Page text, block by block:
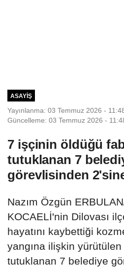
ASAYIŞ
Yayınlanma: 03 Temmuz 2026 -
Güncelleme: 03 Temmuz 2026 -
7 işçinin öldüğü
tutuklanan 7
görevlisinden
Nazım Özgün
KOCAELİ'nin Dilovası
hayatını kaybettiği
yangına ilişkin
tutuklanan 7 belediye